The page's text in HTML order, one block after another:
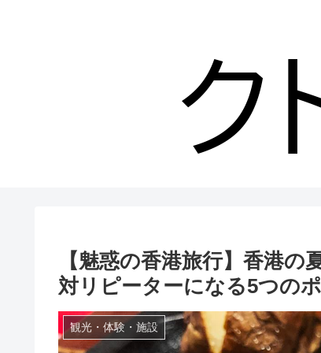
【魅惑の香港旅行】香港
対リピーターになる5つの
観光・体験・施設